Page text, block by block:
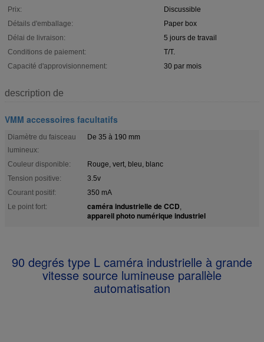
Prix:
Discussible
Détails d'emballage:
Paper box
Délai de livraison:
5 jours de travail
Conditions de paiement:
T/T.
Capacité d'approvisionnement:
30 par mois
description de
VMM accessoires facultatifs
Diamètre du faisceau
lumineux:
De 35 à 190 mm
Couleur disponible:
Rouge, vert, bleu, blanc
Tension positive:
3.5v
Courant positif:
350 mA
Le point fort:
caméra industrielle de CCD,
appareil photo numérique industriel
90 degrés type L caméra industrielle à grande
vitesse source lumineuse parallèle
automatisation